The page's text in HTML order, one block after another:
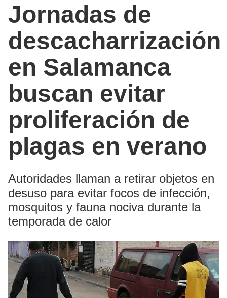
Jornadas de
descacharrización
en Salamanca
buscan evitar
proliferación de
plagas en verano
Autoridades llaman a retirar objetos en
desuso para evitar focos de infección,
mosquitos y fauna nociva durante la
temporada de calor